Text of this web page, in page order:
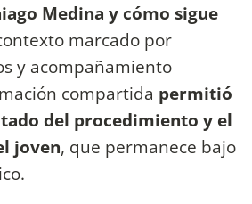
Medina y cómo sigue
marcado por
y acompañamiento
compartida permitió
del procedimiento y el
joven, que permanece bajo